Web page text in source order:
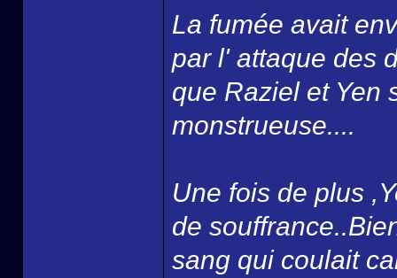
La fumée avait
par l' attaque des
que Raziel et Yen
monstrueuse....
Une fois de plus
de
sang qui coulait